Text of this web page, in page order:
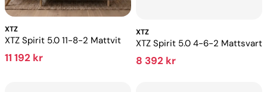
XTZ
XTZ Spirit 5.0 11-8-2 Mattvit
11 192 kr
XTZ
XTZ Spirit 5.0 4-6-2 Mattsvart
8 392 kr